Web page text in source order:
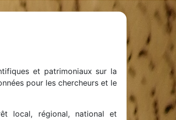
et patrimoniaux sur la
pour les chercheurs et le
local, régional, national et